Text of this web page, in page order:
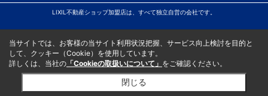
LIXIL不動産ショップ加盟店は、すべて独立自営の会社です。
当サイトでは、お客様の当サイト利用状況把握、サービス向上検討を目的と
して、クッキー（Cookie）を使用しています。
詳しくは、当社の 「Cookieの取扱いについて」 をご確認ください。
閉じる